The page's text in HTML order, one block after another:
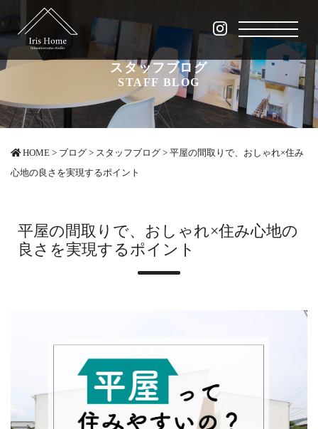
スタッフブログ
STAFF BLOG
HOME > ブログ > スタッフブログ > 平屋の間取りで、おしゃれ×住み
心地の良さを実現するポイント
平屋の間取りで、おしゃれ×住み心地の
良さを実現するポイント